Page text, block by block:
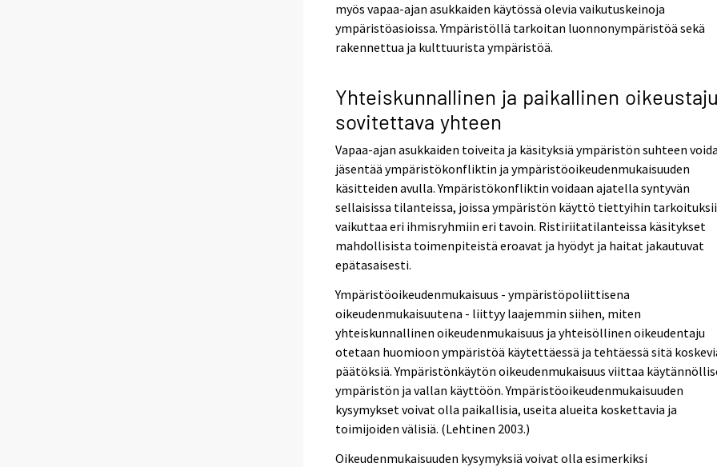
myös vapaa-ajan asukkaiden käytössä olevia vaikutuskeinoja
ympäristöasioissa. Ympäristöllä tarkoitan luonnonympäristöä sekä
rakennettua ja kulttuurista ympäristöä.
Yhteiskunnallinen ja paikallinen
sovitettava yhteen
Vapaa-ajan asukkaiden toiveita ja käsityksiä ympäristön suhteen
jäsentää ympäristökonfliktin ja ympäristöoikeudenmukaisuuden
käsitteiden avulla. Ympäristökonfliktin voidaan ajatella syntyvän
sellaisissa tilanteissa, joissa ympäristön käyttö tiettyihin
vaikuttaa eri ihmisryhmiin eri tavoin. Ristiriitatilanteissa käsitykset
mahdollisista toimenpiteistä eroavat ja hyödyt ja haitat jakautuvat
epätasaisesti.
Ympäristöoikeudenmukaisuus - ympäristöpoliittisena
oikeudenmukaisuutena - liittyy laajemmin siihen, miten
yhteiskunnallinen oikeudenmukaisuus ja yhteisöllinen oikeudentaju
otetaan huomioon ympäristöä käytettäessä ja tehtäessä sitä
päätöksiä. Ympäristönkäytön oikeudenmukaisuus viittaa
ympäristön ja vallan käyttöön. Ympäristöoikeudenmukaisuuden
kysymykset voivat olla paikallisia, useita alueita koskettavia ja
toimijoiden välisiä. (Lehtinen 2003.)
Oikeudenmukaisuuden kysymyksiä voivat olla esimerkiksi